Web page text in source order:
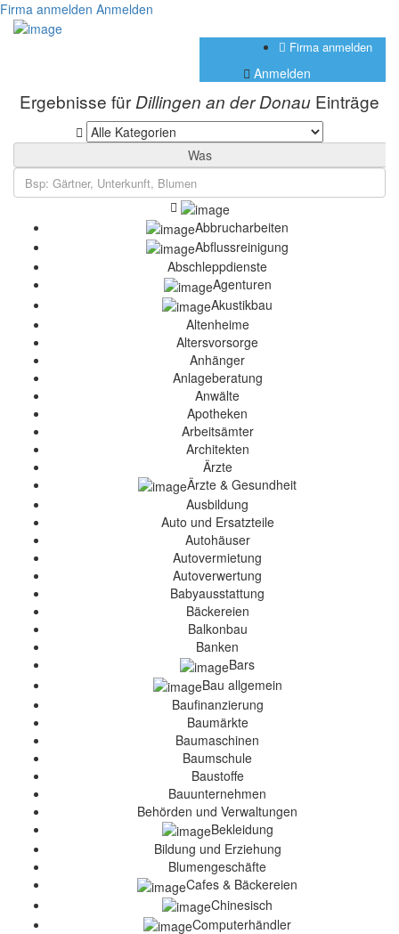
Firma anmelden Anmelden
Firma anmelden
Anmelden
Ergebnisse fürDillingen an der Donau Einträge
Was
Abbrucharbeiten
Abflussreinigung
Abschleppdienste
Agenturen
Akustikbau
Altenheime
Altersvorsorge
Anhänger
Anlageberatung
Anwälte
Apotheken
Arbeitsämter
Architekten
Ärzte
Ärzte & Gesundheit
Ausbildung
Auto und Ersatzteile
Autohäuser
Autovermietung
Autoverwertung
Babyausstattung
Bäckereien
Balkonbau
Banken
Bars
Bau allgemein
Baufinanzierung
Baumärkte
Baumaschinen
Baumschule
Baustoffe
Bauunternehmen
Behörden und Verwaltungen
Bekleidung
Bildung und Erziehung
Blumengeschäfte
Cafes & Bäckereien
Chinesisch
Computerhändler